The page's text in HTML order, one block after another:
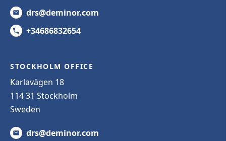
drs@deminor.com
+34686832654
STOCKHOLM OFFICE
Karlavägen 18
114 31 Stockholm
Sweden
drs@deminor.com